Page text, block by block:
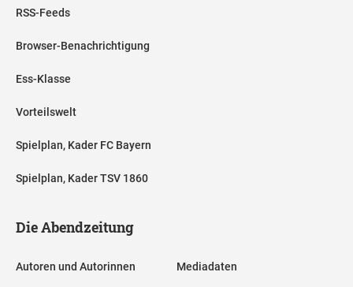
RSS-Feeds
Browser-Benachrichtigung
Ess-Klasse
Vorteilswelt
Spielplan, Kader FC Bayern
Spielplan, Kader TSV 1860
Die Abendzeitung
Autoren und Autorinnen Mediadaten